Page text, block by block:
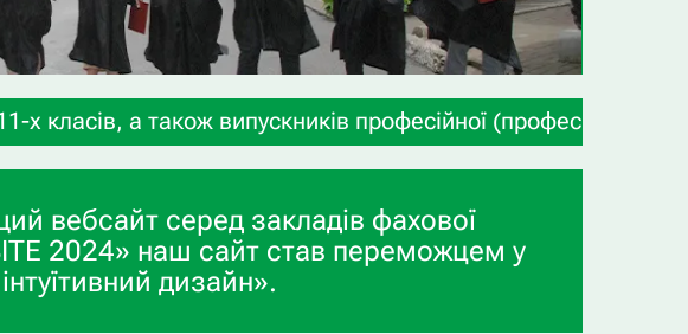
випускників професійної (професійно-технічної)
вебсайт серед закладів фахової
2024» наш сайт став переможцем у
дизайн».